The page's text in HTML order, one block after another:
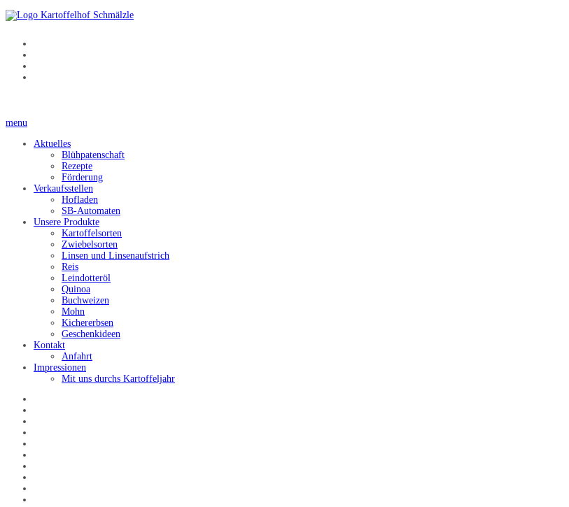
menu
Aktuelles
Blühpatenschaft
Rezepte
Förderung
Verkaufsstellen
Hofladen
SB-Automaten
Unsere Produkte
Kartoffelsorten
Zwiebelsorten
Linsen und Linsenaufstrich
Reis
Leindotteröl
Quinoa
Buchweizen
Mohn
Kichererbsen
Geschenkideen
Kontakt
Anfahrt
Impressionen
Mit uns durchs Kartoffeljahr